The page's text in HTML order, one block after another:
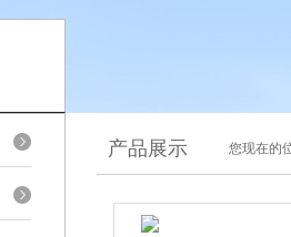
产品展示 您现在的